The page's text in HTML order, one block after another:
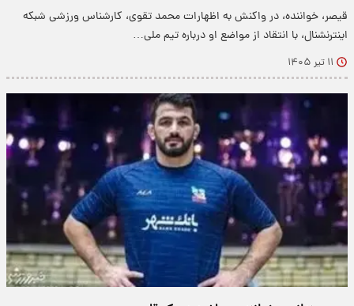
قیصر، خواننده، در واکنش به اظهارات محمد تقوی، کارشناس ورزشی شبکه
اینترنشنال، با انتقاد از مواضع او درباره تیم ملی…
۱۱ تیر ۱۴۰۵